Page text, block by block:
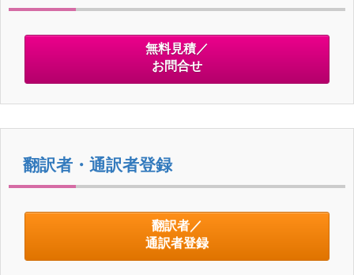
無料見積／
お問合せ
翻訳者・通訳者登録
翻訳者／
通訳者登録